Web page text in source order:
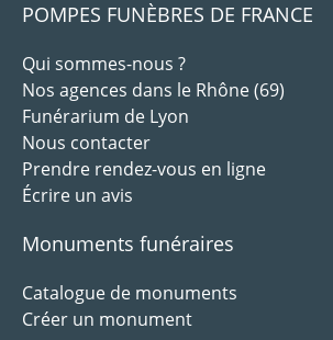
POMPES FUNÈBRES DE FRANCE
Qui sommes-nous ?
Nos agences dans le Rhône (69)
Funérarium de Lyon
Nous contacter
Prendre rendez-vous en ligne
Écrire un avis
Monuments funéraires
Catalogue de monuments
Créer un monument